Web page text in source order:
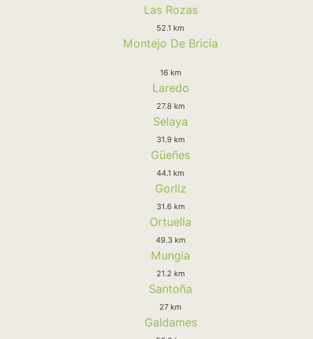
Las Rozas
52.1 km
Montejo De Bricia
16 km
Laredo
27.8 km
Selaya
31.9 km
Güeñes
44.1 km
Gorliz
31.6 km
Ortuella
49.3 km
Mungia
21.2 km
Santoña
27 km
Galdames